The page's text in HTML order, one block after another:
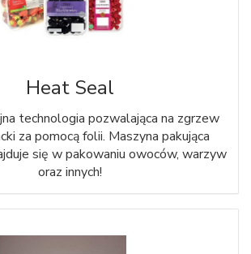
Heat Seal
technologia pozwalająca na zgrzew
za pomocą folii. Maszyna pakująca
się w pakowaniu owoców, warzyw
oraz innych!